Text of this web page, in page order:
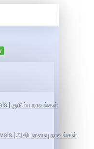
| குடும்ப நாவல்கள்
| அதிபுனைவு நாவல்கள்